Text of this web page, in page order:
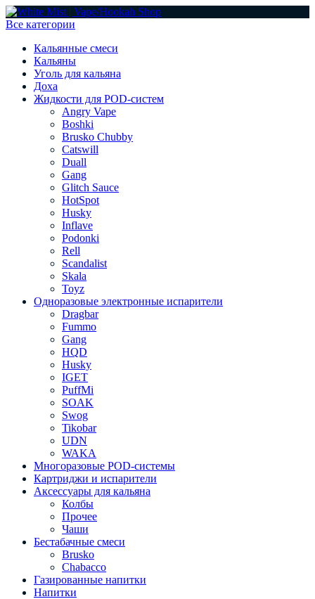
Все категории
Кальянные смеси
Кальяны
Уголь для кальяна
Доха
Жидкости для POD-систем
Angry Vape
Boshki
Brusko Chubby
Catswill
Duall
Gang
Glitch Sauce
HotSpot
Husky
Inflave
Podonki
Rell
Scandalist
Skala
Toyz
Одноразовые электронные испарители
Dragbar
Fummo
Gang
HQD
Husky
IGET
PuffMi
SOAK
Swog
Tikobar
UDN
WAKA
Многоразовые POD-системы
Картриджи и испарители
Аксессуары для кальяна
Колбы
Прочее
Чаши
Бестабачные смеси
Brusko
Chabacco
Газированные напитки
Напитки